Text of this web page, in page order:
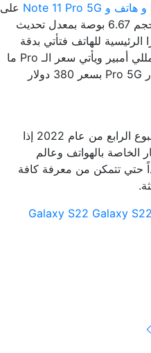
على
شاشة من نوع Super AMOLED بحجم 6.67 بوصة بمعدل تحديث
الرئيسية للهاتف فتأتي بدقة
108 ميجا بكسل مع بطارية 5000 مللي أمبير ويأتي سعر الـ Pro ما
يقرب من 300 دولار أمريكي وإصدار Pro 5G بسعر 380 دولار
كل هذا ما تم الإعلان عنه خلال الأسبوع الرابع من عام 2022 إذا
الخاصة بالهواتف وعالم
حتي تتمكن من معرفة كافة
Galaxy S22 Galaxy